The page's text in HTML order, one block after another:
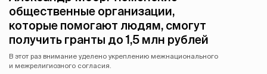
общественные организации,
которые помогают людям, смогут
получить гранты до 1,5 млн рублей
В этот раз внимание уделено укреплению межнационального
и межрелигиозного согласия.